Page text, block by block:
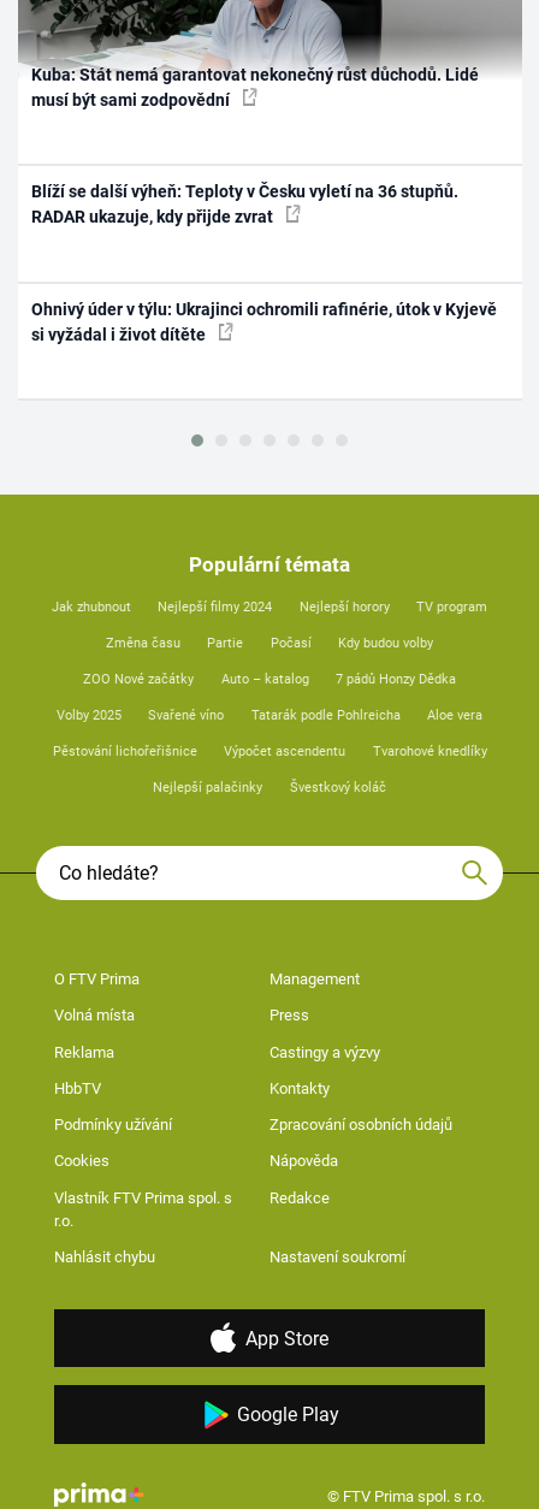
Kuba: Stát nemá garantovat nekonečný růst důchodů. Lidé
musí být sami zodpovědní
Blíží se další výheň: Teploty v Česku vyletí na 36 stupňů.
RADAR ukazuje, kdy přijde zvrat
Ohnivý úder v týlu: Ukrajinci ochromili rafinérie, útok v Kyjevě
si vyžádal i život dítěte
Populární témata
Jak zhubnout Nejlepší filmy 2024 Nejlepší horory TV program
Změna času Partie Počasí Kdy budou volby
ZOO Nové začátky Auto – katalog 7 pádů Honzy Dědka
Volby 2025 Svařené víno Tatarák podle Pohlreicha Aloe vera
Pěstování lichořeřišnice Výpočet ascendentu Tvarohové knedlíky
Nejlepší palačinky Švestkový koláč
O FTV Prima Management
Volná místa Press
Reklama Castingy a výzvy
HbbTV Kontakty
Podmínky užívání Zpracování osobních údajů
Cookies Nápověda
Vlastník FTV Prima spol. s
r.o.
Redakce
Nahlásit chybu Nastavení soukromí
App Store
Google Play
© FTV Prima spol. s r.o.